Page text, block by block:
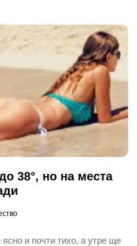
38°, но на места
и почти тихо, а утре ще